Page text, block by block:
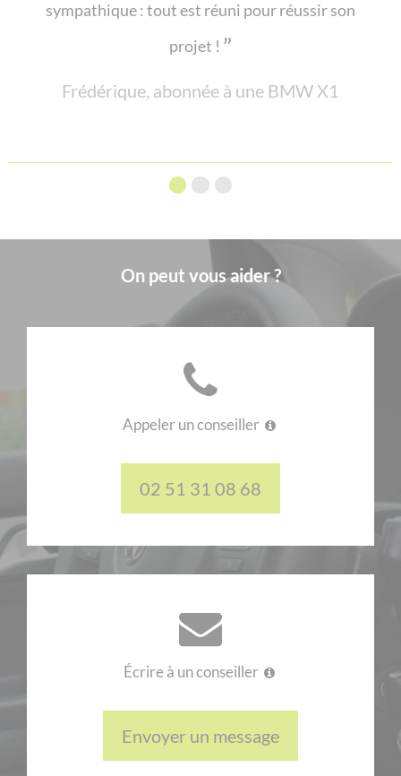
sympathique : tout est réuni pour réussir son
projet !
Frédérique, abonnée à une BMW X1
On peut vous aider ?
Appeler un conseiller
02 51 31 08 68
Écrire à un conseiller
Envoyer un message